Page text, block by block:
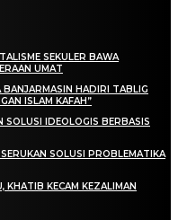
SEKULER BAWA
UMAT
HADIRI TABLIG
ISLAM KAFAH”
IDEOLOGIS BERBASIS
SOLUSI PROBLEMATIKA
KECAM KEZALIMAN